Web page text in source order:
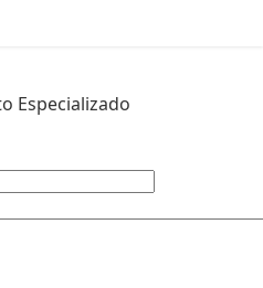
Especializado